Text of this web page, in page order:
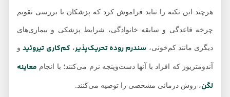
هرچند این نکته را نباید فراموش کرد که پزشکان با بررسی تقویم
چرخه قاعدگی و سابقه خانوادگی، شرایط پزشکی و بیماری‌های
دیگری مانند کم‌خونی،سندرم روده تحریک‌پذیر،کم‌کاری تیروئیدو
آندومتریوز که افراد با آنها دست‌وپنجه نرم می‌کنند؛ با انجاممعاینه
، روش درمانی مشخصی را توصیه می‌کنند.